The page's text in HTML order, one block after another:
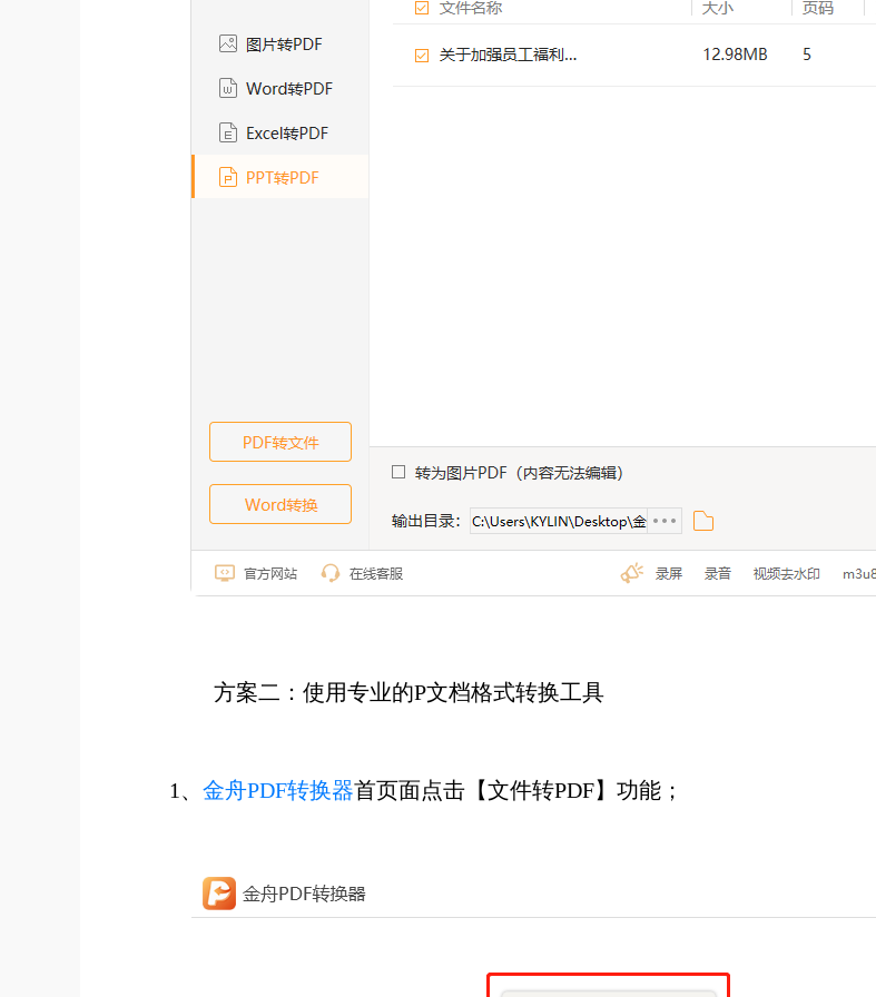
方案二 ：使用专业的P文档格式转换工具
1、 金舟PDF转换器首页面点击【文件转PDF】功能；